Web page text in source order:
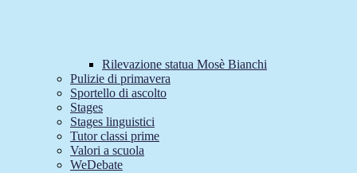
Rilevazione statua Mosè Bianchi
Pulizie di primavera
Sportello di ascolto
Stages
Stages linguistici
Tutor classi prime
Valori a scuola
WeDebate